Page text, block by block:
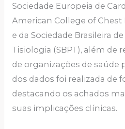
Sociedade Europeia de
American College of Chest
e da Sociedade Brasileira
Tisiologia (SBPT), além de
de organizações de saúde
dos dados foi realizada de
destacando os achados
suas implicações clínicas.